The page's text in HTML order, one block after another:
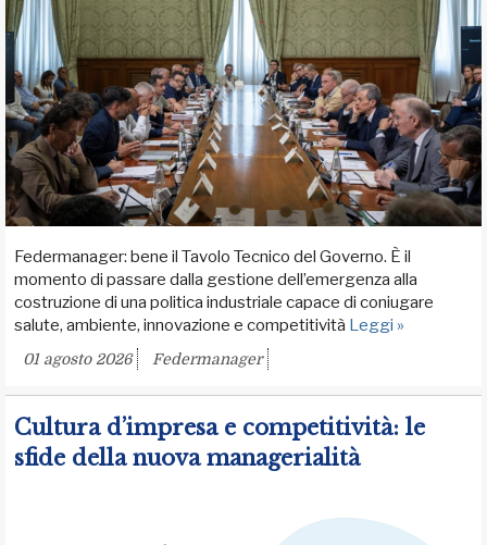
Federmanager: bene il Tavolo Tecnico del Governo. È il
momento di passare dalla gestione dell’emergenza alla
costruzione di una politica industriale capace di coniugare
salute, ambiente, innovazione e competitività Leggi »
01 agosto 2026 Federmanager
Cultura d’impresa e competitività: le
sfide della nuova managerialità